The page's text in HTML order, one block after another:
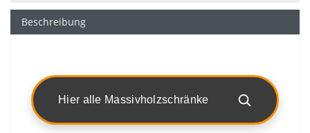
Beschreibung
Hier alle Massivholzschränke